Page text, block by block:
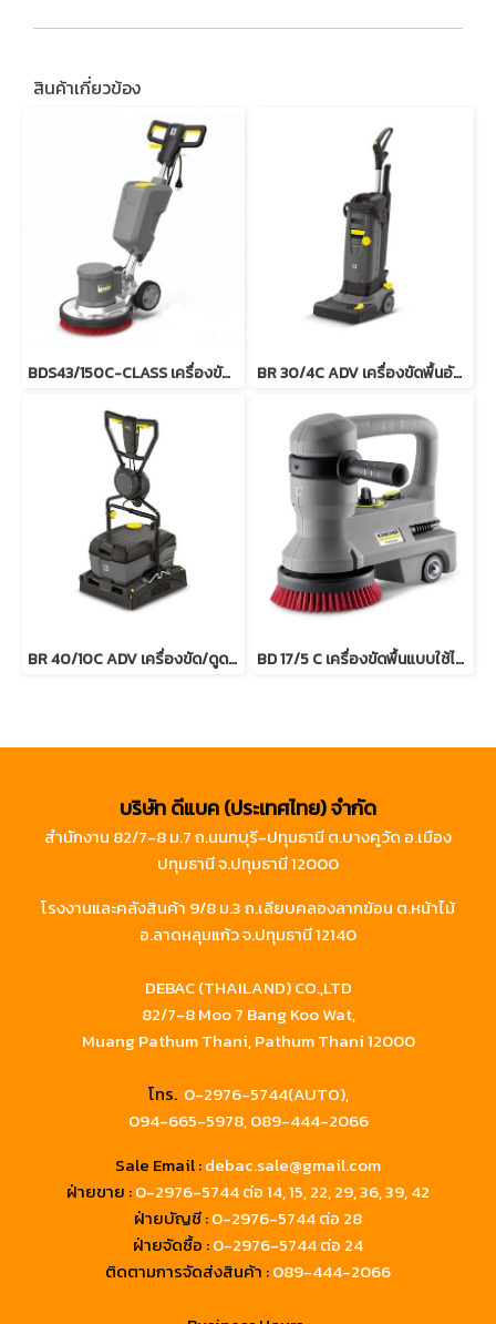
สินค้าเกี่ยวข้อง
BDS43/150C-CLASS เครื่องขัดพื้นแบบแผ่นดิส BR 30/4C ADV เครื่องขัดพื้นอัตโนมัติทรงตั้งโรลเลอร์
BR 40/10C ADV เครื่องขัด/ดูดกลับอัตโนมัติ BD 17/5 C เครื่องขัดพื้นแบบใช้ไฟฟ้า
บริษัท ดีแบค (ประเทศไทย) จำกัด
สำนักงาน 82/7-8 ม.7 ถ.นนทบุรี-ปทุมธานี ต.บางคูวัด อ.เมือง
ปทุมธานี จ.ปทุมธานี 12000
โรงงานและคลังสินค้า 9/8 ม.3 ถ.เลียบคลองลากฆ้อน ต.หน้าไม้
อ.ลาดหลุมแก้ว จ.ปทุมธานี 12140
DEBAC (THAILAND) CO.,LTD
82/7-8 Moo 7 Bang Koo Wat,
Muang Pathum Thani, Pathum Thani 12000
โทร. 0-2976-5744(AUTO),
094-665-5978,089-444-2066
Sale Email :debac.sale@gmail.com
ฝ่ายขาย :0-2976-5744ต่อ 14, 15, 22, 29, 36, 39, 42
ฝ่ายบัญชี :0-2976-5744 ต่อ 28
ฝ่ายจัดซื้อ :0-2976-5744 ต่อ 24
ติดตามการจัดส่งสินค้า :089-444-2066